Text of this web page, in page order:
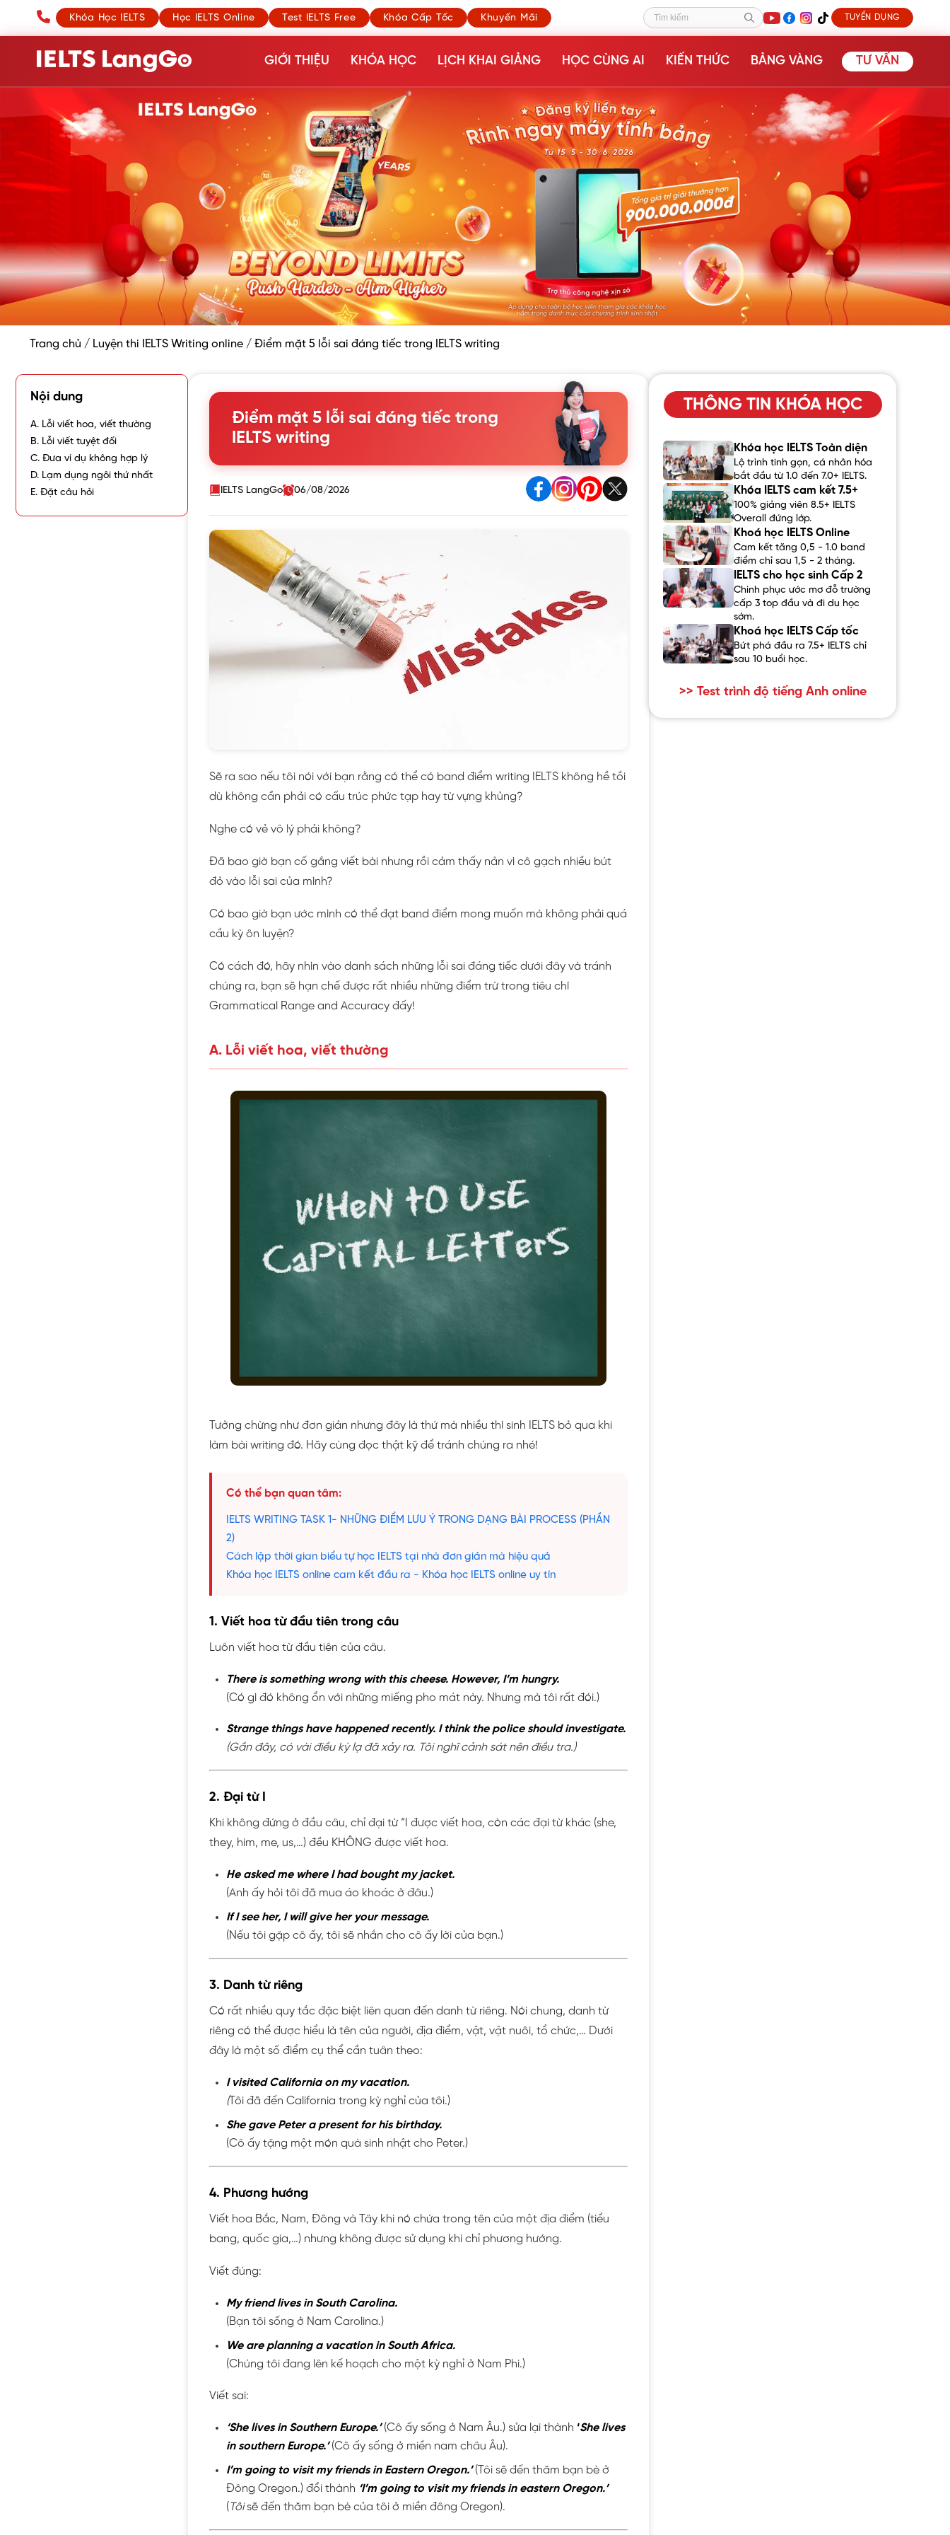
Khóa Học IELTS Học IELTS Online Test IELTS Free Khóa Cấp Tốc Khuyến Mãi Tìm kiếm TUYỂN DỤNG
GIỚI THIỆU KHÓA HỌC LỊCH KHAI GIẢNG HỌC CÙNG AI KIẾN THỨC BẢNG VÀNG TƯ VẤN
Trang chủ / Luyện thi IELTS Writing online / Điểm mặt 5 lỗi sai đáng tiếc trong IELTS writing
Nội dung
A. Lỗi viết hoa, viết thường
B. Lỗi viết tuyệt đối
C. Đưa ví dụ không hợp lý
D. Lạm dụng ngôi thứ nhất
E. Đặt câu hỏi
Điểm mặt 5 lỗi sai đáng tiếc trong
IELTS writing
IELTS LangGo 06/08/2026
Sẽ ra sao nếu tôi nói với bạn rằng có thể có band điểm writing IELTS không hề tồi
dù không cần phải có cấu trúc phức tạp hay từ vựng khủng?
Nghe có vẻ vô lý phải không?
Đã bao giờ bạn cố gắng viết bài nhưng rồi cảm thấy nản vì cô gạch nhiều bút
đỏ vào lỗi sai của mình?
Có bao giờ bạn ước mình có thể đạt band điểm mong muốn mà không phải quá
cầu kỳ ôn luyện?
Có cách đó, hãy nhìn vào danh sách những lỗi sai đáng tiếc dưới đây và tránh
chúng ra, bạn sẽ hạn chế được rất nhiều những điểm trừ trong tiêu chí
Grammatical Range and Accuracy đấy!
A. Lỗi viết hoa, viết thường
Tưởng chừng như đơn giản nhưng đây là thứ mà nhiều thí sinh IELTS bỏ qua khi
làm bài writing đó. Hãy cùng đọc thật kỹ để tránh chúng ra nhé!
Có thể bạn quan tâm:
IELTS WRITING TASK 1- NHỮNG ĐIỂM LƯU Ý TRONG DẠNG BÀI PROCESS (PHẦN
2)
Cách lập thời gian biểu tự học IELTS tại nhà đơn giản mà hiệu quả
Khóa học IELTS online cam kết đầu ra - Khóa học IELTS online uy tín
1. Viết hoa từ đầu tiên trong câu
Luôn viết hoa từ đầu tiên của câu.
There is something wrong with this cheese. However, I’m hungry.
(Có gì đó không ổn với những miếng pho mát này. Nhưng mà tôi rất đói.)
Strange things have happened recently. I think the police should investigate.
(Gần đây, có vài điều kỳ lạ đã xảy ra. Tôi nghĩ cảnh sát nên điều tra.)
2. Đại từ I
Khi không đứng ở đầu câu, chỉ đại từ “I được viết hoa, còn các đại từ khác (she,
they, him, me, us,…) đều KHÔNG được viết hoa.
He asked me where I had bought my jacket.
(Anh ấy hỏi tôi đã mua áo khoác ở đâu.)
If I see her, I will give her your message.
(Nếu tôi gặp cô ấy, tôi sẽ nhắn cho cô ấy lời của bạn.)
3. Danh từ riêng
Có rất nhiều quy tắc đặc biệt liên quan đến danh từ riêng. Nói chung, danh từ
riêng có thể được hiểu là tên của người, địa điểm, vật, vật nuôi, tổ chức,… Dưới
đây là một số điểm cụ thể cần tuân theo:
I visited California on my vacation.
(Tôi đã đến California trong kỳ nghỉ của tôi.)
She gave Peter a present for his birthday.
(Cô ấy tặng một món quà sinh nhật cho Peter.)
4. Phương hướng
Viết hoa Bắc, Nam, Đông và Tây khi nó chứa trong tên của một địa điểm (tiểu
bang, quốc gia,…) nhưng không được sử dụng khi chỉ phương hướng.
Viết đúng:
My friend lives in South Carolina.
(Bạn tôi sống ở Nam Carolina.)
We are planning a vacation in South Africa.
(Chúng tôi đang lên kế hoạch cho một kỳ nghỉ ở Nam Phi.)
Viết sai:
‘She lives in Southern Europe.’ (Cô ấy sống ở Nam Âu.) sửa lại thành ‘She lives
in southern Europe.’ (Cô ấy sống ở miền nam châu Âu).
I’m going to visit my friends in Eastern Oregon.’ (Tôi sẽ đến thăm bạn bè ở
Đông Oregon.) đổi thành ‘I’m going to visit my friends in eastern Oregon.’
( Tôisẽ đến thăm bạn bè của tôi ở miền đông Oregon).
THÔNG TIN KHÓA HỌC
Khóa học IELTS Toàn diện
Lộ trình tinh gọn, cá nhân hóa
bắt đầu từ 1.0 đến 7.0+ IELTS.
Khóa IELTS cam kết 7.5+
100% giảng viên 8.5+ IELTS
Overall đứng lớp.
Khoá học IELTS Online
Cam kết tăng 0,5 - 1.0 band
điểm chỉ sau 1,5 - 2 tháng.
IELTS cho học sinh Cấp 2
Chinh phục ước mơ đỗ trường
cấp 3 top đầu và đi du học
sớm.
Khoá học IELTS Cấp tốc
Bứt phá đầu ra 7.5+ IELTS chỉ
sau 10 buổi học.
>> Test trình độ tiếng Anh online